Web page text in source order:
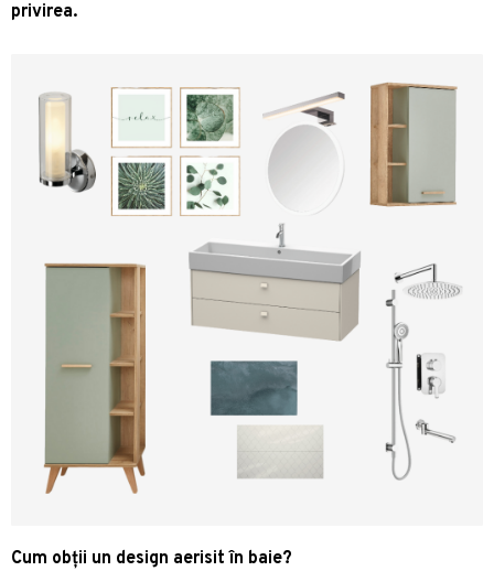
privirea.
Cum obții un design aerisit în baie?